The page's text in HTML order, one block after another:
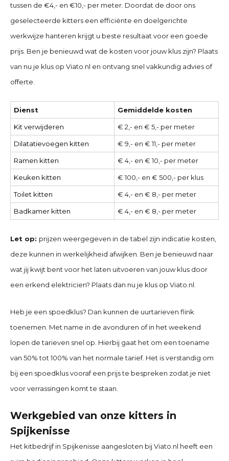
tussen de €4,- en €10,- per meter. Doordat de door ons
geselecteerde kitters een efficiënte en doelgerichte
werkwijze hanteren krijgt u beste resultaat voor een goede
prijs. Ben je benieuwd wat de kosten voor jouw klus zijn? Plaats
van nu je klus op Viato.nl en ontvang snel vakkundig advies of
offerte.
Dienst Gemiddelde kosten
Kit verwijderen € 2,- en € 5,- per meter
Dilatatievoegen kitten € 9,- en € 11,- per meter
Ramen kitten € 4,- en € 10,- per meter
Keuken kitten € 100,- en € 500,- per klus
Toilet kitten € 4,- en € 8,- per meter
Badkamer kitten € 4,- en € 8,- per meter
Let op: prijzen weergegeven in de tabel zijn indicatie kosten,
deze kunnen in werkelijkheid afwijken. Ben je benieuwd naar
wat jij kwijt bent voor het laten uitvoeren van jouw klus door
een erkend elektricien? Plaats dan nu je klus op Viato.nl.
Heb je een spoedklus? Dan kunnen de uurtarieven flink
toenemen. Met name in de avonduren of in het weekend
lopen de tarieven snel op. Hierbij gaat het om een toename
van 50% tot 100% van het normale tarief. Het is verstandig om
bij een spoedklus vooraf een prijs te bespreken zodat je niet
voor verrassingen komt te staan.
Werkgebied van onze kitters in
Spijkenisse
Het kitbedrijf in Spijkenisse aangesloten bij Viato.nl heeft een